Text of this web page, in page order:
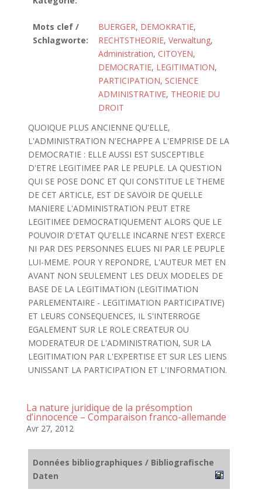
Mots clef /
Schlagworte:
BUERGER, DEMOKRATIE,
RECHTSTHEORIE, Verwaltung,
Administration, CITOYEN,
DEMOCRATIE, LEGITIMATION,
PARTICIPATION, SCIENCE
ADMINISTRATIVE, THEORIE DU
DROIT
QUOIQUE PLUS ANCIENNE QU'ELLE,
L'ADMINISTRATION N'ECHAPPE A L'EMPRISE DE LA
DEMOCRATIE : ELLE AUSSI EST SUSCEPTIBLE
D'ETRE LEGITIMEE PAR LE PEUPLE. LA QUESTION
QUI SE POSE DONC ET QUI CONSTITUE LE THEME
DE CET ARTICLE, EST DE SAVOIR DE QUELLE
MANIERE L'ADMINISTRATION PEUT ETRE
LEGITIMEE DEMOCRATIQUEMENT ALORS QUE LE
POUVOIR D'ETAT QU'ELLE INCARNE N'EST EXERCE
NI PAR DES PERSONNES ELUES NI PAR LE PEUPLE
LUI-MEME. POUR Y REPONDRE, L'AUTEUR MET EN
AVANT NON SEULEMENT LES DEUX MODELES DE
BASE DE LA LEGITIMATION (LEGITIMATION
PARLEMENTAIRE - LEGITIMATION PARTICIPATIVE)
ET LEURS CONSEQUENCES, IL S'INTERROGE
EGALEMENT SUR LE ROLE CREATEUR OU
MODERATEUR DE L'ADMINISTRATION, SUR LA
LEGITIMATION PAR L'EXPERTISE ET SUR LES LIENS
UNISSANT LA PARTICIPATION ET L'INFORMATION.
La nature juridique de la présomption
d’innocence – Comparaison franco-allemande
Avr 27, 2012
Données bibliographiques / Bibliografische
Daten